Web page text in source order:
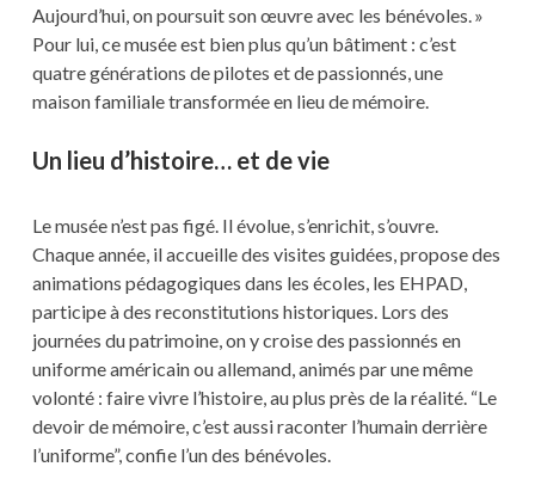
Aujourd’hui, on poursuit son œuvre avec les bénévoles. »
Pour lui, ce musée est bien plus qu’un bâtiment : c’est
quatre générations de pilotes et de passionnés, une
maison familiale transformée en lieu de mémoire.
Un lieu d’histoire… et de vie
Le musée n’est pas figé. Il évolue, s’enrichit, s’ouvre.
Chaque année, il accueille des visites guidées, propose des
animations pédagogiques dans les écoles, les EHPAD,
participe à des reconstitutions historiques. Lors des
journées du patrimoine, on y croise des passionnés en
uniforme américain ou allemand, animés par une même
volonté : faire vivre l’histoire, au plus près de la réalité. “Le
devoir de mémoire, c’est aussi raconter l’humain derrière
l’uniforme”, confie l’un des bénévoles.